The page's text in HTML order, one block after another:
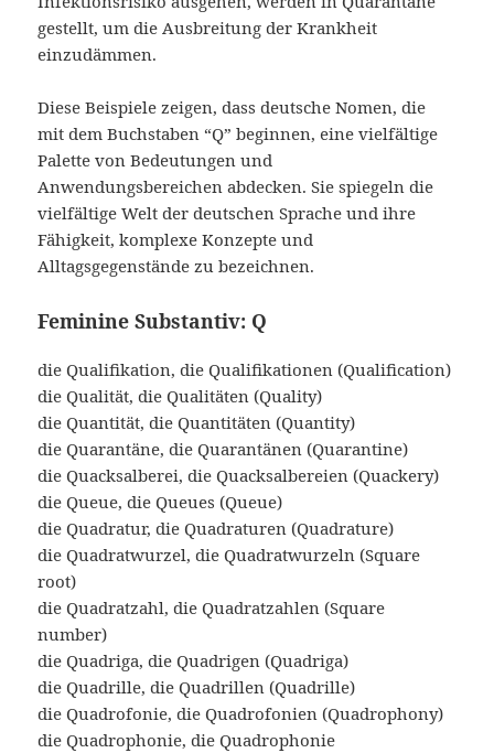
gestellt, um die Ausbreitung der Krankheit
einzudämmen.
Diese Beispiele zeigen, dass deutsche Nomen, die
mit dem Buchstaben “Q” beginnen, eine vielfältige
Palette von Bedeutungen und
Anwendungsbereichen abdecken. Sie spiegeln die
vielfältige Welt der deutschen Sprache und ihre
Fähigkeit, komplexe Konzepte und
Alltagsgegenstände zu bezeichnen.
Feminine Substantiv: Q
die Qualifikation, die Qualifikationen (Qualification)
die Qualität, die Qualitäten (Quality)
die Quantität, die Quantitäten (Quantity)
die Quarantäne, die Quarantänen (Quarantine)
die Quacksalberei, die Quacksalbereien (Quackery)
die Queue, die Queues (Queue)
die Quadratur, die Quadraturen (Quadrature)
die Quadratwurzel, die Quadratwurzeln (Square
root)
die Quadratzahl, die Quadratzahlen (Square
number)
die Quadriga, die Quadrigen (Quadriga)
die Quadrille, die Quadrillen (Quadrille)
die Quadrofonie, die Quadrofonien (Quadrophony)
die Quadrophonie, die Quadrophonie